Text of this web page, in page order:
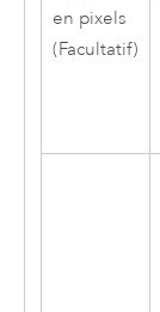
en pixels
(Facultatif)